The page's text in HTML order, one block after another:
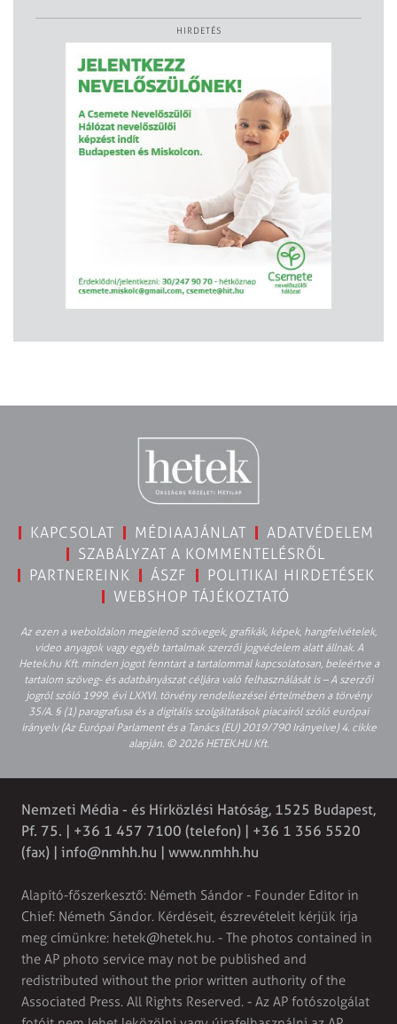
HIRDETÉS
KAPCSOLAT MÉDIAAJÁNLAT
ADATVÉDELEM
SZABÁLYZAT A KOMMENTELÉSRŐL
PARTNEREINK
ÁSZF
POLITIKAI HIRDETÉSEK
WEBSHOP TÁJÉKOZTATÓ
Az ezen a weboldalon megjelenő szövegek, grafikák, képek, hangfelvételek,
video anyagok vagy egyéb tartalmak szerzői jogvédelem alatt állnak. A
Hetek.hu Kft. minden jogot fenntart a tartalommal kapcsolatosan, beleértve a
tartalom szöveg- és adatbányászat céljára való felhasználását is – A szerzői
jogról szóló 1999. évi LXXVI. törvény rendelkezései értelmében a törvény
35/A. § (1) paragrafusa és a digitális szolgáltatások piacairól szóló európai
irányelv (Az Európai Parlament és a Tanács (EU) 2019/790 Irányelve) 4. cikke
alapján. © 2026 HETEK.HU Kft.
Nemzeti Média - és Hírközlési Hatóság, 1525 Budapest,
Pf. 75. | +36 1 457 7100 (telefon) | +36 1 356 5520
(fax) | info@nmhh.hu | www.nmhh.hu
Alapító-főszerkesztő: Németh Sándor - Founder Editor in
Chief: Németh Sándor. Kérdéseit, észrevételeit kérjük írja
meg címünkre: hetek@hetek.hu. - The photos contained in
the AP photo service may not be published and
redistributed without the prior written authority of the
Associated Press. All Rights Reserved. - Az AP fotószolgálat